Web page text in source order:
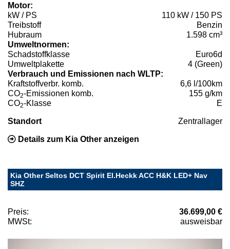
Motor:
kW / PS
110 kW / 150 PS
Treibstoff
Benzin
Hubraum
1.598 cm³
Umweltnormen:
Schadstoffklasse
Euro6d
Umweltplakette
4 (Green)
Verbrauch und Emissionen nach WLTP:
Kraftstoffverbr. komb.
6,6 l/100km
CO2-Emissionen komb.
155 g/km
CO2-Klasse E
Standort Zentrallager
Details zum Kia Other anzeigen
Kia Other Seltos DCT Spirit El.Heckk ACC H&K LED+ Nav
SHZ
Preis:
36.699,00 €
MWSt:
ausweisbar